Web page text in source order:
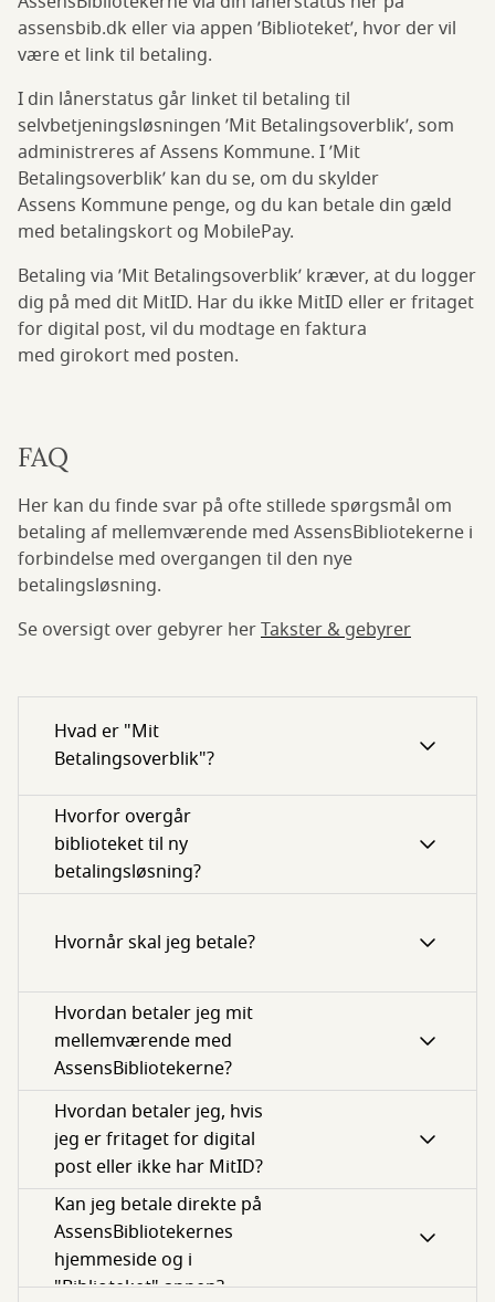
assensbib.dk eller via appen ’Biblioteket’, hvor der vil
være et link til betaling.
I din lånerstatus går linket til betaling til
selvbetjeningsløsningen ’Mit Betalingsoverblik’, som
administreres af Assens Kommune. I ’Mit
Betalingsoverblik’ kan du se, om du skylder
Assens Kommune penge, og du kan betale din gæld
med betalingskort og MobilePay.
Betaling via ’Mit Betalingsoverblik’ kræver, at du logger
dig på med dit MitID. Har du ikke MitID eller er fritaget
for digital post, vil du modtage en faktura
med girokort med posten.
FAQ
Her kan du finde svar på ofte stillede spørgsmål om
betaling af mellemværende med AssensBibliotekerne i
forbindelse med overgangen til den nye
betalingsløsning.
Se oversigt over gebyrer herTakster & gebyrer
Hvad er "Mit
Betalingsoverblik"?
Hvorfor overgår
biblioteket til ny
betalingsløsning?
Hvornår skal jeg betale?
Hvordan betaler jeg mit
mellemværende med
AssensBibliotekerne?
Hvordan betaler jeg, hvis
jeg er fritaget for digital
post eller ikke har MitID?
Kan jeg betale direkte på
AssensBibliotekernes
hjemmeside og i
"Biblioteket" appen?